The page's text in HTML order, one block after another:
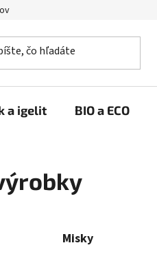
a igelit BIO a ECO
Misky